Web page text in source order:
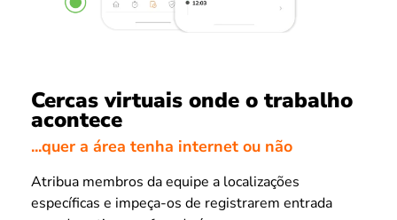
Cercas virtuais onde o trabalho
acontece
...quer a área tenha internet ou não
Atribua membros da equipe a localizações
específicas e impeça-os de registrarem entrada